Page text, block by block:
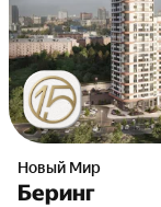
Новый Мир
Беринг